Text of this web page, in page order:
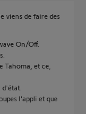
viens de faire des
On/Off.
et ce,
l'appli et que